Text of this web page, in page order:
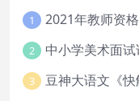
1
2
3 豆神大语文《快